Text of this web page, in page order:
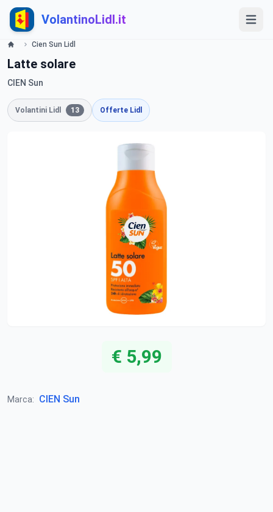
VolantinoLidl.it
Cien Sun Lidl
Latte solare
CIEN Sun
Volantini Lidl 13 Offerte Lidl
€ 5,99
Marca: CIEN Sun